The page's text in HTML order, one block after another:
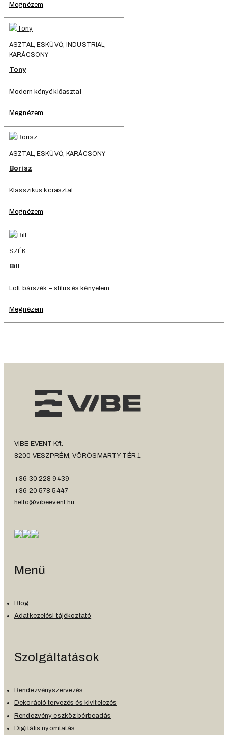
Megnézem
ASZTAL, ESKÜVŐ, INDUSTRIAL,
KARÁCSONY
Tony
Modern könyöklőasztal
Megnézem
ASZTAL, ESKÜVŐ, KARÁCSONY
Borisz
Klasszikus körasztal.
Megnézem
SZÉK
Bill
Loft bárszék – stílus és kényelem.
Megnézem
VIBE EVENT Kft.
8200 VESZPRÉM, VÖRÖSMARTY TÉR 1.
+36 30 228 9439
+36 20 578 5447
hello@vibeevent.hu
Menü
Blog
Adatkezelési tájékoztató
Szolgáltatások
Rendezvényszervezés
Dekoráció tervezés és kivitelezés
Rendezvény eszköz bérbeadás
Digitális nyomtatás